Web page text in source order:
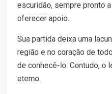
escuridão, sempre pronto
oferecer apoio.
Sua partida deixa uma
região e no coração de
de conhecê-lo. Contudo, o
eterno.